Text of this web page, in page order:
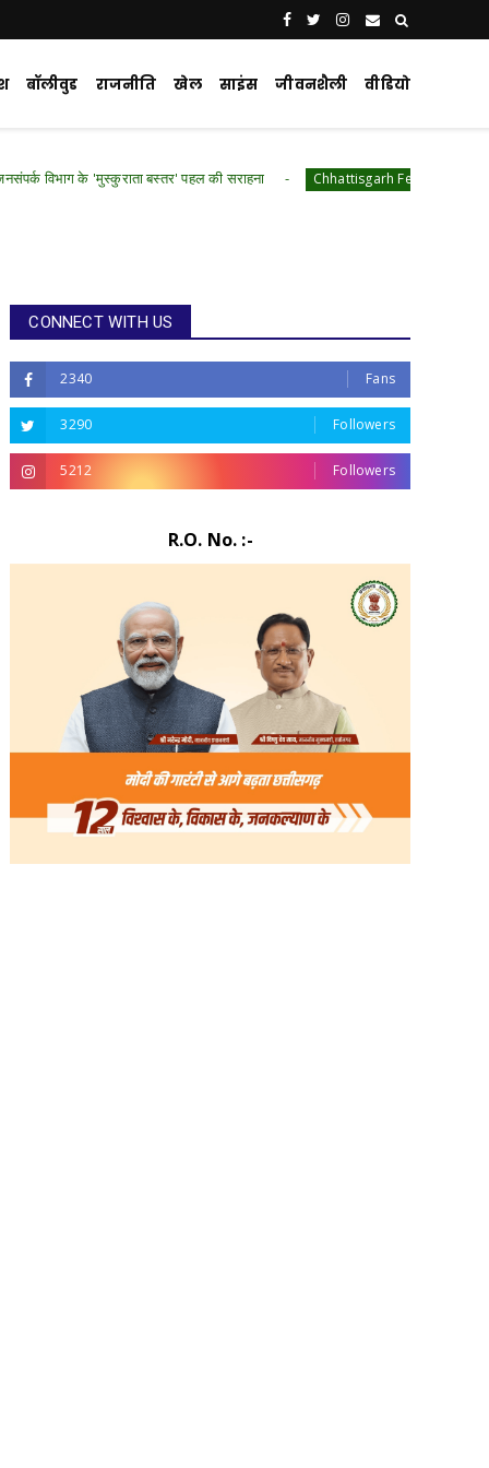
बॉलीवुड राजनीति खेल साइंस जीवनशैली वीडियो
बस्तर' पहल की सराहना Chhattisgarh Featured मुख्यमंत्री विष्णुदेव
CONNECT WITH US
2340 Fans
3290 Followers
5212 Followers
R.O. No. :-